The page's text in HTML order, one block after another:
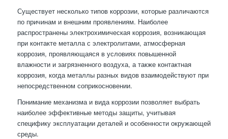
Существует несколько типов коррозии, которые различаются
по причинам и внешним проявлениям. Наиболее
распространены электрохимическая коррозия, возникающая
при контакте металла с электролитами, атмосферная
коррозия, проявляющаяся в условиях повышенной
влажности и загрязненного воздуха, а также контактная
коррозия, когда металлы разных видов взаимодействуют при
непосредственном соприкосновении.
Понимание механизма и вида коррозии позволяет выбрать
наиболее эффективные методы защиты, учитывая
специфику эксплуатации деталей и особенности окружающей
среды.